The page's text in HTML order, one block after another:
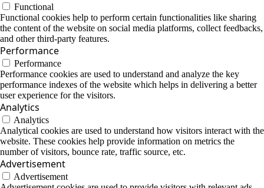
Functional
Functional cookies help to perform certain functionalities like sharing
the content of the website on social media platforms, collect feedbacks,
and other third-party features.
Performance
Performance
Performance cookies are used to understand and analyze the key
performance indexes of the website which helps in delivering a better
user experience for the visitors.
Analytics
Analytics
Analytical cookies are used to understand how visitors interact with the
website. These cookies help provide information on metrics the
number of visitors, bounce rate, traffic source, etc.
Advertisement
Advertisement